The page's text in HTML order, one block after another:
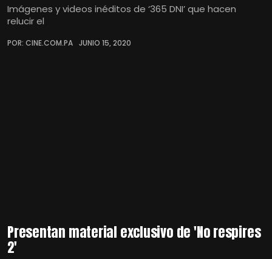
Imágenes y videos inéditos de ‘365 DNI’ que hacen
relucir el
POR: CINE.COM.PA JUNIO 15, 2020
Presentan material exclusivo de 'No respires
2'